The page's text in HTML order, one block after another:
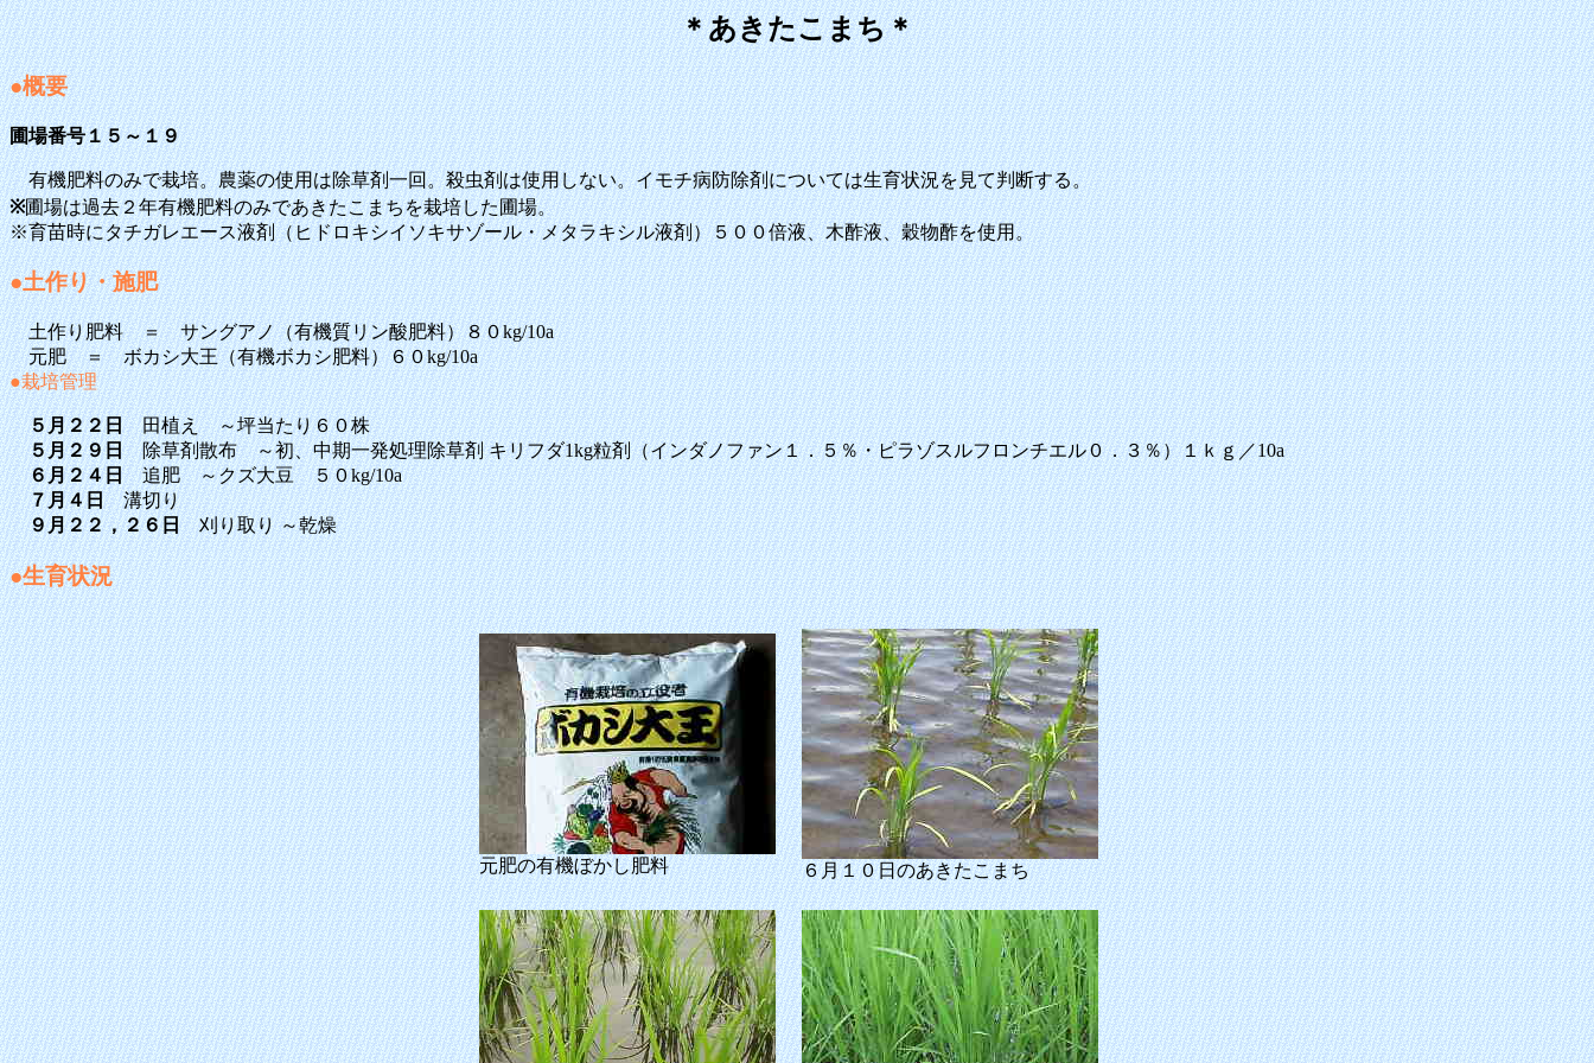
＊あきたこまち＊
●概要
圃場番号１５～１９
有機肥料のみで栽培。農薬の使用は除草剤一回。殺虫剤は使用しない。イモチ病防除剤については生育状況を見て判断する。
※圃場は過去２年有機肥料のみであきたこまちを栽培した圃場。
※育苗時にタチガレエース液剤（ヒドロキシイソキサゾール・メタラキシル液剤）５００倍液、木酢液、穀物酢を使用。
●土作り・施肥
土作り肥料 ＝ サングアノ（有機質リン酸肥料）８０kg/10a
元肥 ＝ ボカシ大王（有機ボカシ肥料）６０kg/10a
●栽培管理
５月２２日田植え ～坪当たり６０株
５月２９日除草剤散布 ～初、中期一発処理除草剤 キリフダ1kg粒剤（インダノファン１．５％・ピラゾスルフロンチエル０．３％）１ｋｇ／10a
６月２４日追肥 ～クズ大豆 ５０kg/10a
７月４日溝切り
９月２２，２６日刈り取り ～乾燥
●生育状況
元肥の有機ぼかし肥料 ６月１０日のあきたこまち